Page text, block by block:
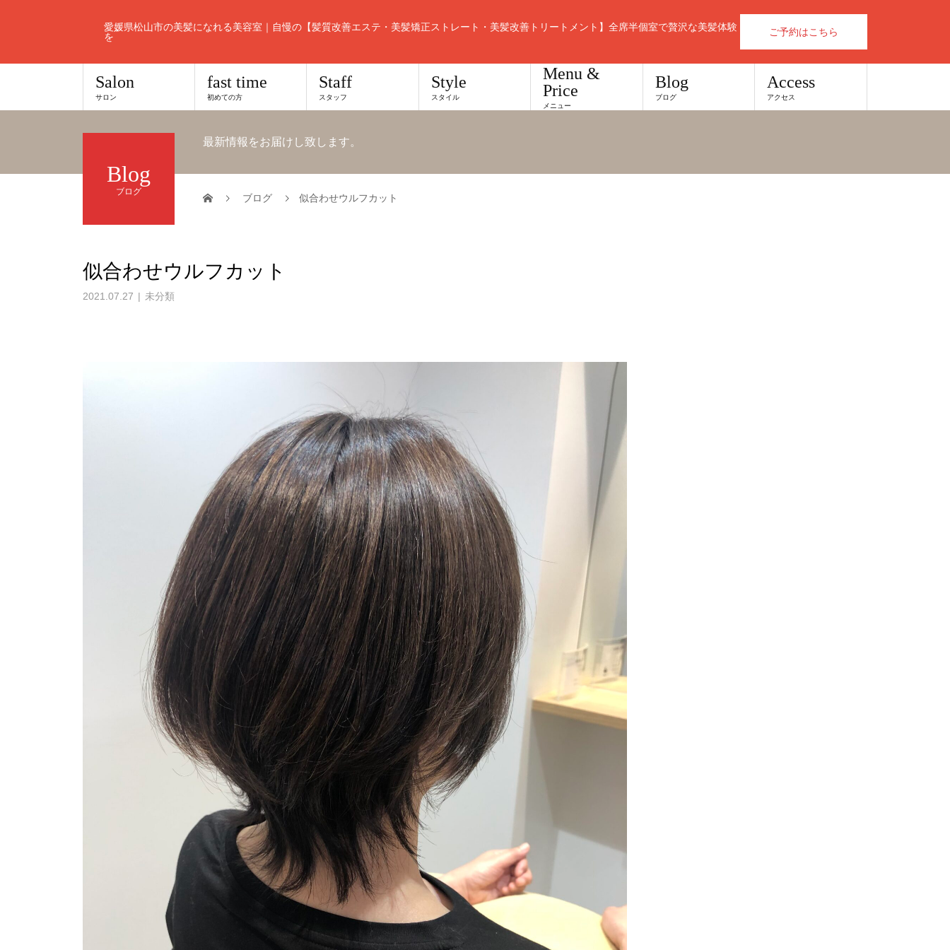
愛媛県松山市の美髪になれる美容室｜自慢の【髪質改善エステ・美髪矯正ストレート・美髪改善トリートメント】全席半個室で贅沢な美髪体験
を
ご予約はこちら
Salon
サロン
fast time
初めての方
Staff
スタッフ
Style
スタイル
Menu &
Price
メニュー
Blog
ブログ
Access
アクセス
Blog
ブログ
最新情報をお届けし致します。
ブログ 似合わせウルフカット
似合わせウルフカット
2021.07.27 未分類